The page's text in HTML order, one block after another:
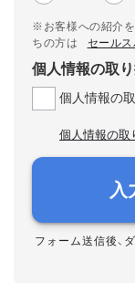
※お客様への紹介
ちの方は
セール
個人情報の取
個人情報の
個人情報の取
入
フォーム送信後、